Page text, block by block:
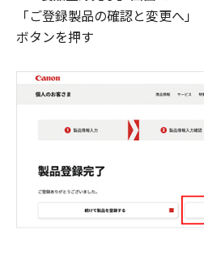
「ご登録製品の確認と変更へ」
ボタンを押す